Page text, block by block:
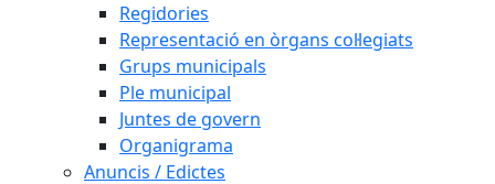
Regidories
Representació en òrgans col·legiats
Grups municipals
Ple municipal
Juntes de govern
Organigrama
Anuncis / Edictes